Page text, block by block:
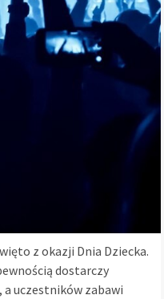
z okazji Dnia Dziecka.
dostarczy
uczestników zabawi